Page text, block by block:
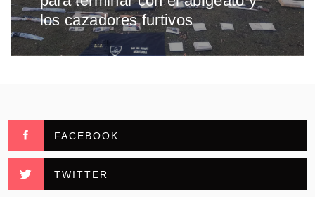
los cazadores furtivos
FACEBOOK
TWITTER